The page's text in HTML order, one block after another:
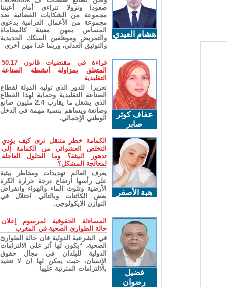
هشام العيدي
صعودا ونزولا تتراءى أمام أعيننا
مجموعة من الشكايات القضائية ضد
مجموعة من الأعمال الدرامية بدعوى
المساس بمهن معينة كالمحاماة
والتمريض وموظفين السكك الحديدية
والتوثيق العدلي، وربما غدا مهن أخرى
عفاف كوثر
صابر
قراءة في مقتضيات قانون 50.17
المتعلق بمزاولة أنشطة الصناعة
التقليدية
تعزيزا للدور الذي توليه الدولة لقطاع
الصناعة التقليدية وحماية لهذا القطاع
الذي يشغل ما يقارب 2.4 مليون صانع
وصانعة ويساهم بنسبة مهمة في الدخل
الوطني الإجمالي.
هبة الأصفر
الكمامة خطر متنقل ترى كيف يؤدي
التخلص العشوائي من الكمامة إلى
تدهور البيئة؟ وما الحلول العاجلة
لمعالجة المشكل؟
يعرف العالم تهديدات ومخاطر بيئية
على رأسها ارتفاع درجة حرارة الكرة
الأرضية وتلوث الماء والهواء وانقراض
بعض الكائنات وبالتالي اختلال في
التوازن الايكولوجي.
فضيل
رضوان
المساءلة الحقوقية لمرسوم إعلان
حالة الطوارئ الصحية في المغرب
في الشرعية الدولية فان حالة الطوارئ
الصحية، “يكون لها أثر على الالتزامات
الدولية للبلدان في مجال حقوق
الإنسان، حيث يمكن لها ان لا تتقيد
بالالتزامات المترتبة عليها